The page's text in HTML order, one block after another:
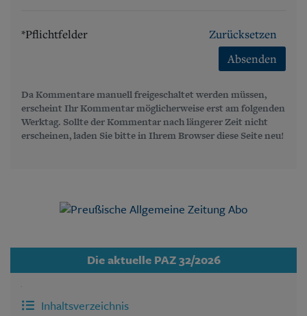
*Pflichtfelder
Zurücksetzen
Absenden
Da Kommentare manuell freigeschaltet werden müssen,
erscheint Ihr Kommentar möglicherweise erst am folgenden
Werktag. Sollte der Kommentar nach längerer Zeit nicht
erscheinen, laden Sie bitte in Ihrem Browser diese Seite neu!
Die aktuelle PAZ 32/2026
Inhaltsverzeichnis